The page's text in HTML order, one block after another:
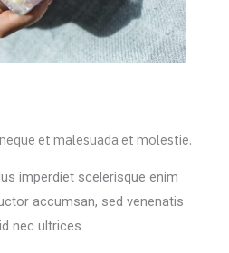
et malesuada et molestie.
imperdiet scelerisque enim
accumsan, sed venenatis
nec ultrices